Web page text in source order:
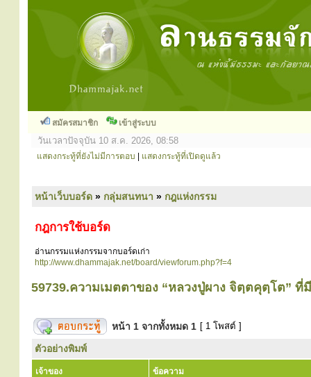
สมัครสมาชิก เข้าสู่ระบบ
วันเวลาปัจจุบัน 10 ส.ค. 2026, 08:58
แสดงกระทู้ที่ยังไม่มีการตอบ แสดงกระทู้ที่เปิดดูแล้ว
หน้าเว็บบอร์ด » กลุ่มสนทนา » กฎแห่งกรรม
กฎการใช้บอร์ด
อ่านกรรมแห่งกรรมจากบอร์ดเก่า
http://www.dhammajak.net/board/viewforum.php?f=4
59739.ความเมตตาของ “หลวงปู่ผาง จิตฺตคุตฺโต” ที่
หน้า 1 จากทั้งหมด 1 [ 1 โพสต์ ]
ตัวอย่างพิมพ์
เจ้าของ ข้อความ